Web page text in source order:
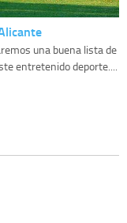
una buena lista de
entretenido deporte....